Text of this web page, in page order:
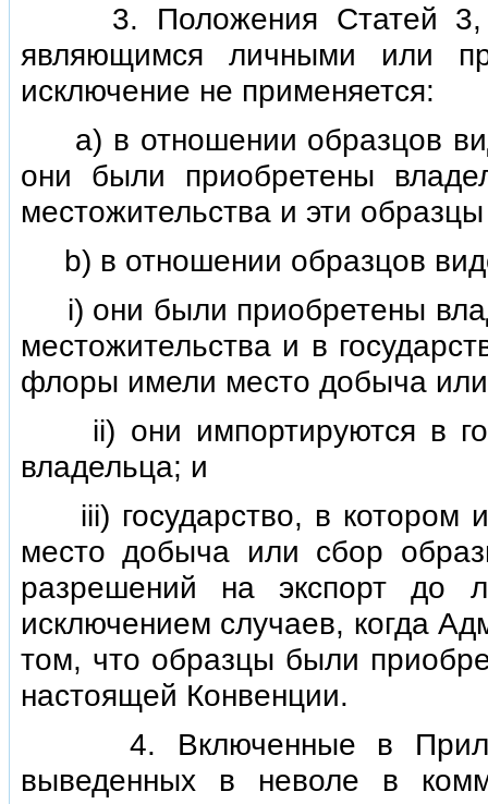
3. Положения Статей 3,
являющимся личными или
исключение не применяется:
а) в отношении образцов
они были приобретены
местожительства и эти
b) в отношении образцов
i) они были приобретены
местожительства и в
флоры имели место добыча
ii) они импортируются в
владельца; и
iii) государство, в котором
место добыча или сбор
разрешений на экспорт до
исключением случаев, когда
том, что образцы были
настоящей Конвенции.
4. Включенные в
выведенных в неволе в